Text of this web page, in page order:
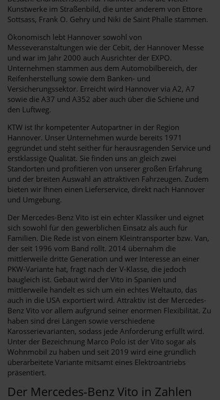
Kunstwerke im Straßenbild, die unter anderem von Ettore
Sottsass, Frank O. Gehry und Niki de Saint Phalle stammen.
Ökonomisch lebt Hannover sowohl von
Messeveranstaltungen wie der Cebit, der Hannover Messe
und war im Jahr 2000 auch Ausrichter der EXPO.
Unternehmen stammen aus dem Automobilbereich, der
Reifenherstellung sowie dem Banken- und
Versicherungssektor. Erreicht wird Hannover via A2, A7
sowie die A37 und A352 aber auch über die Schiene und
den Luftweg.
KTW ist Ihr kompetenter Autopartner in der Region
Hannover. Unser Unternehmen wurde bereits 1971
gegründet und steht seither für herausragenden Service und
erstklassige Qualität. Sie finden uns an gleich zwei
Standorten und profitieren von unserer großen Erfahrung
und der breiten Auswahl an attraktiven Fahrzeugen. Zudem
bieten wir Ihnen einen Lieferservice, direkt nach Hannover
und Umgebung.
Der Mercedes-Benz Vito ist ein echter Klassiker und eignet
sich sowohl für den gewerblichen Einsatz als auch für
Familien. Die Rede ist von einem Kleintransporter bzw. Van,
der seit 1996 vom Band rollt. 2014 übernahm die
mittlerweile dritte Generation und wer Interesse an einer
PKW-Variante hat, fragt nach der V-Klasse, die jedoch
baugleich ist. Gebaut wird der Vito in Spanien und
mittlerweile handelt es sich um ein echtes Weltauto, das
auch in die USA exportiert wird. Attraktiv ist der Mercedes-
Benz Vito vor allem aufgrund seiner enormen Flexibilität. Zu
haben sind drei Längen sowie verschiedene
Karosserievarianten, sodass jede Anforderung erfüllt wird.
Unter der Bezeichnung Marco Polo ist der Vito sogar als
Wohnmobil zu haben und seit 2019 wird eine gründlich
überarbeitete Variante mitsamt eines Elektroantriebs
präsentiert.
Der Mercedes-Benz Vito in Zahlen